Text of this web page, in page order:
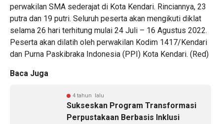
perwakilan SMA sederajat di Kota Kendari. Rinciannya, 23
putra dan 19 putri. Seluruh peserta akan mengikuti diklat
selama 26 hari terhitung mulai 24 Juli – 16 Agustus 2022.
Peserta akan dilatih oleh perwakilan Kodim 1417/Kendari
dan Purna Paskibraka Indonesia (PPI) Kota Kendari. (Red)
Baca Juga
4 tahun lalu
Sukseskan Program Transformasi
Perpustakaan Berbasis Inklusi